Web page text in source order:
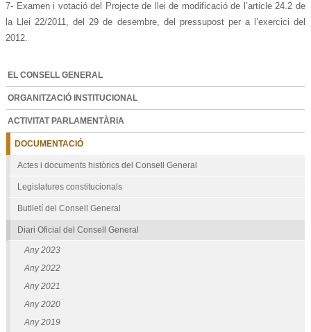
7- Examen i votació del Projecte de llei de modificació de l’article 24.2 de
la Llei 22/2011, del 29 de desembre, del pressupost per a l’exercici del
2012.
EL CONSELL GENERAL
ORGANITZACIÓ INSTITUCIONAL
ACTIVITAT PARLAMENTÀRIA
DOCUMENTACIÓ
Actes i documents històrics del Consell General
Legislatures constitucionals
Butlletí del Consell General
Diari Oficial del Consell General
Any 2023
Any 2022
Any 2021
Any 2020
Any 2019